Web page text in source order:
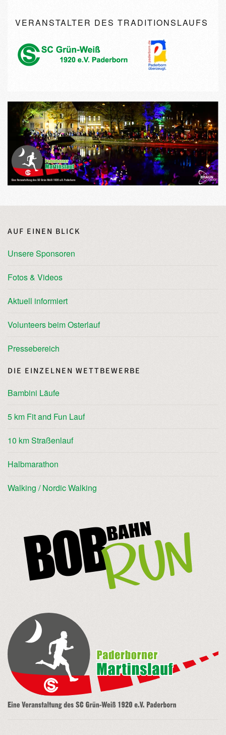
VERANSTALTER DES TRADITIONSLAUFS
AUF EINEN BLICK
Unsere Sponsoren
Fotos & Videos
Aktuell informiert
Volunteers beim Osterlauf
Pressebereich
DIE EINZELNEN WETTBEWERBE
Bambini Läufe
5 km Fit and Fun Lauf
10 km Straßenlauf
Halbmarathon
Walking / Nordic Walking